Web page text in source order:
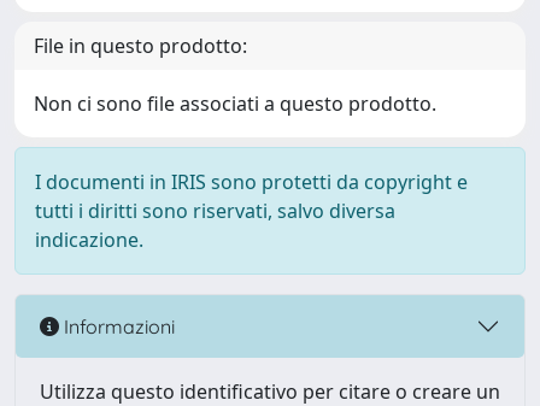
File in questo prodotto:
Non ci sono file associati a questo prodotto.
I documenti in IRIS sono protetti da copyright e
tutti i diritti sono riservati, salvo diversa
indicazione.
Informazioni
Utilizza questo identificativo per citare o creare un